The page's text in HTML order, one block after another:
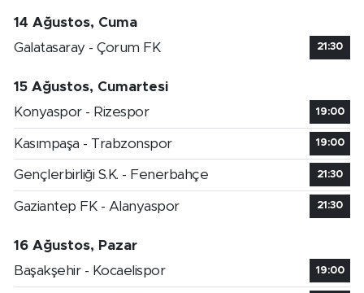
14 Ağustos, Cuma
Galatasaray - Çorum FK
21:30
15 Ağustos, Cumartesi
Konyaspor - Rizespor
19:00
Kasımpaşa - Trabzonspor 19:00
Gençlerbirliği S.K. - Fenerbahçe 21:30
Gaziantep FK - Alanyaspor 21:30
16 Ağustos, Pazar
Başakşehir - Kocaelispor
19:00